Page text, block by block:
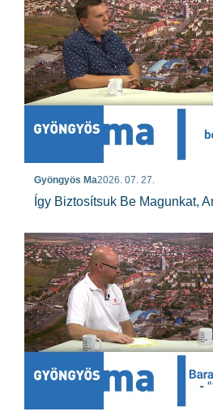
Gyöngyös Ma2026. 07. 27.
Így Biztosítsuk Be Magunkat,